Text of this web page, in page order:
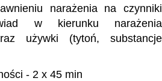
narażenia na czynniki
w kierunku narażenia
używki (tytoń, substancje
- 2 x 45 min